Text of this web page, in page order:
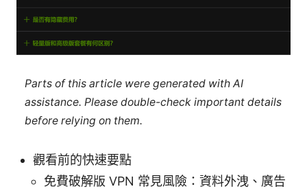
Parts of this article were generated with AI
assistance. Please double-check important details
before relying on them.
觀看前的快速要點
免費破解版 VPN 常見風險：資料外洩、廣告